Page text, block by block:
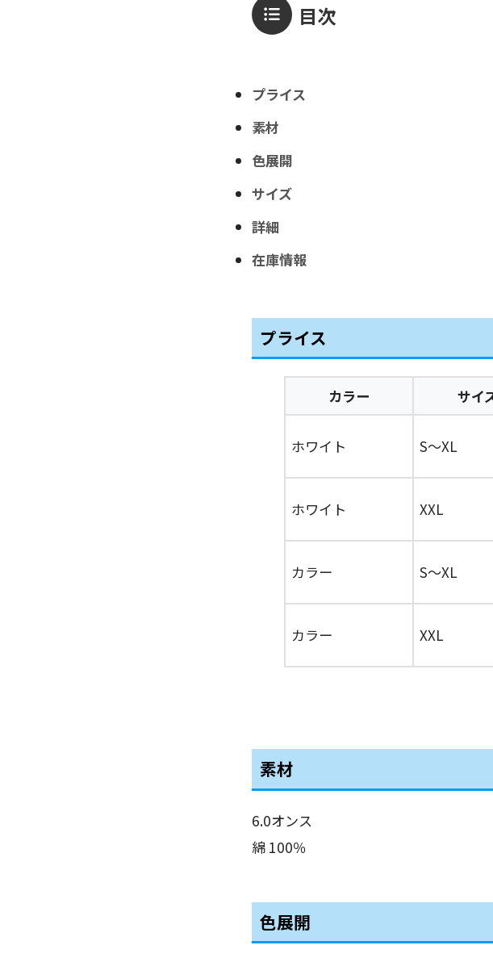
目次
プライス
素材
色展開
サイズ
詳細
在庫情報
プライス
カラー サイ
ホワイト S〜XL
ホワイト XXL
カラー S〜XL
カラー XXL
素材
6.0オンス
綿 100％
色展開